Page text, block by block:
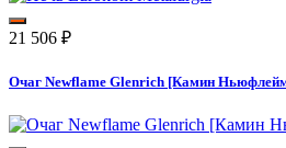
21 506 ₽
Очаг Newflame Glenrich [Камин